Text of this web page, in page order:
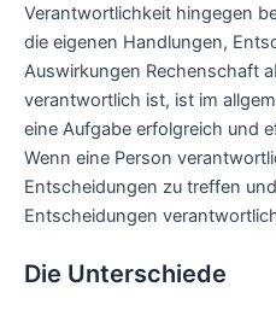
Verantwortlichkeit hingegen
die eigenen Handlungen,
Auswirkungen Rechenschaft
verantwortlich ist, ist im
eine Aufgabe erfolgreich und
Wenn eine Person
Entscheidungen zu treffen
Entscheidungen
Die Unterschiede